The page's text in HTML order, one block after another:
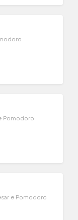
Pomodoro
e Pomodoro